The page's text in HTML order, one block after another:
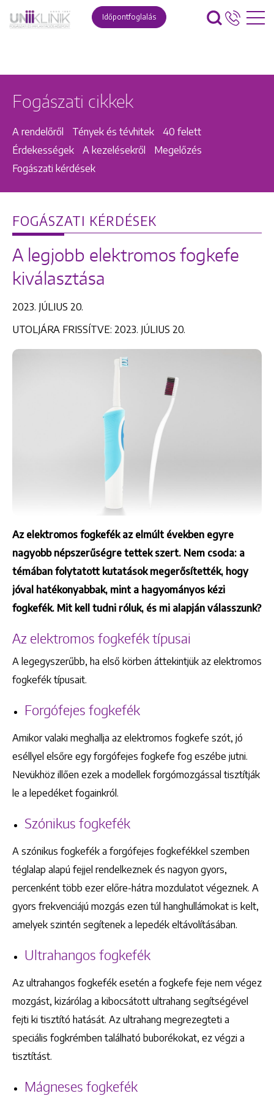
Időpontfoglalás
Fogászati cikkek
A rendelőről Tények és tévhitek
40 felett
Érdekességek
A kezelésekről
Megelőzés
Fogászati kérdések
FOGÁSZATI KÉRDÉSEK
A legjobb elektromos fogkefe
kiválasztása
2023. JÚLIUS 20.
UTOLJÁRA FRISSÍTVE: 2023. JÚLIUS 20.
Az elektromos fogkefék az elmúlt években egyre
nagyobb népszerűségre tettek szert. Nem csoda: a
témában folytatott kutatások megerősítették, hogy
jóval hatékonyabbak, mint a hagyományos kézi
fogkefék. Mit kell tudni róluk, és mi alapján válasszunk?
Az elektromos fogkefék típusai
A legegyszerűbb, ha első körben áttekintjük az elektromos
fogkefék típusait.
Forgófejes fogkefék
Amikor valaki meghallja az elektromos fogkefe szót, jó
eséllyel elsőre egy forgófejes fogkefe fog eszébe jutni.
Nevükhöz illően ezek a modellek forgómozgással tisztítják
le a lepedéket fogainkról.
Szónikus fogkefék
A szónikus fogkefék a forgófejes fogkefékkel szemben
téglalap alapú fejjel rendelkeznek és nagyon gyors,
percenként több ezer előre-hátra mozdulatot végeznek. A
gyors frekvenciájú mozgás ezen túl hanghullámokat is kelt,
amelyek szintén segítenek a lepedék eltávolításában.
Ultrahangos fogkefék
Az ultrahangos fogkefék esetén a fogkefe feje nem végez
mozgást, kizárólag a kibocsátott ultrahang segítségével
fejti ki tisztító hatását. Az ultrahang megrezegteti a
speciális fogkrémben található buborékokat, ez végzi a
tisztítást.
Mágneses fogkefék